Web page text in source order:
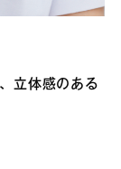
立体感のある